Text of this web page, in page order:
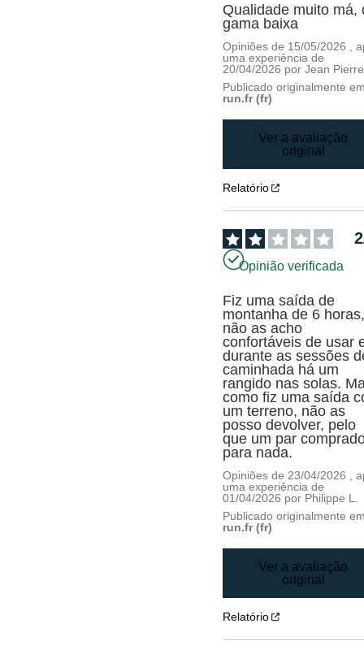
Qualidade muito má,
gama baixa
Opiniões de 15/05/2026
,
uma experiência de
20/04/2026 porJean
Publicado originalmente
run.fr (fr)
Ver a avaliação
original
Relatório
2
Opinião verificada
Fiz uma saída de
montanha de 6
não as acho
confortáveis de usar
durante as sessões
caminhada há um
rangido nas solas.
como fiz uma saída
um terreno, não as
posso devolver, pelo
que um par
para nada.
Opiniões de23/04/2026 ,
uma experiência de
01/04/2026 por Philippe L.
Publicado originalmente
run.fr (fr)
Ver a avaliação
original
Relatório